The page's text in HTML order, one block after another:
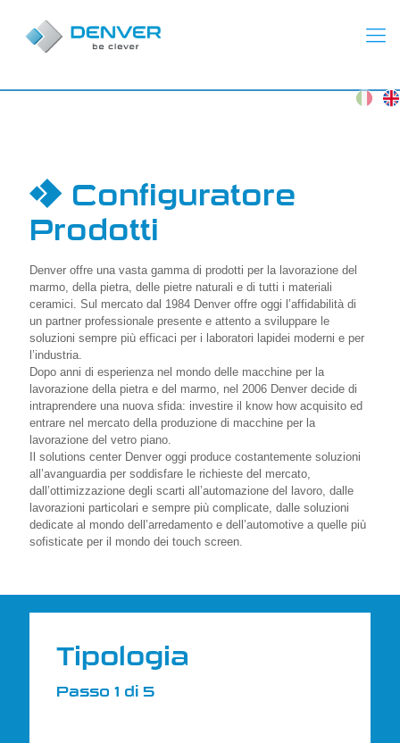
Configuratore
Prodotti
Denver offre una vasta gamma di prodotti per la lavorazione del
marmo, della pietra, delle pietre naturali e di tutti i materiali
ceramici. Sul mercato dal 1984 Denver offre oggi l’affidabilità di
un partner professionale presente e attento a sviluppare le
soluzioni sempre più efficaci per i laboratori lapidei moderni e per
l’industria.
Dopo anni di esperienza nel mondo delle macchine per la
lavorazione della pietra e del marmo, nel 2006 Denver decide di
intraprendere una nuova sfida: investire il know how acquisito ed
entrare nel mercato della produzione di macchine per la
lavorazione del vetro piano.
Il solutions center Denver oggi produce costantemente soluzioni
all’avanguardia per soddisfare le richieste del mercato,
dall’ottimizzazione degli scarti all’automazione del lavoro, dalle
lavorazioni particolari e sempre più complicate, dalle soluzioni
dedicate al mondo dell’arredamento e dell’automotive a quelle più
sofisticate per il mondo dei touch screen.
Tipologia
Passo 1 di 5